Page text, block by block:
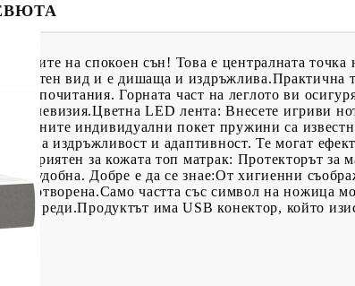
на спокоен сън! Това е централната точка
вид и е дишаща и издръжлива.Практична
Горната част на леглото ви
телевизия.Цветна LED лента: Внесете игриви
индивидуални покет пружини са
на издръжливост и адаптивност. Те могат
за кожата топ матрак: Протекторът за
и удобна. Добре е да се знае:От хигиенни
или отворена.Само частта със символ на ножица
преди.Продуктът има USB конектор, който